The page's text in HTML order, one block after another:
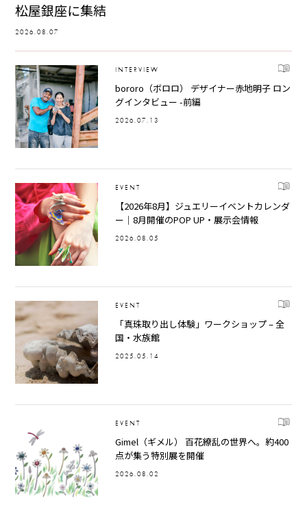
松屋銀座に集結
2026.08.07
INTERVIEW
bororo（ボロロ） デザイナー赤地明子 ロン
グインタビュー -前編
2026.07.13
EVENT
【2026年8月】ジュエリーイベントカレンダ
ー｜8月開催のPOP UP・展示会情報
2026.08.05
EVENT
「真珠取り出し体験」ワークショップ – 全
国・水族館
2025.05.14
EVENT
Gimel（ギメル） 百花繚乱の世界へ。約400
点が集う特別展を開催
2026.08.02